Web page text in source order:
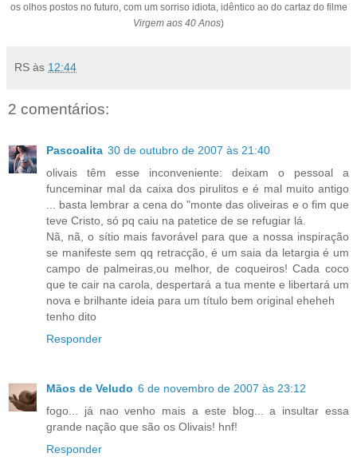
os olhos postos no futuro, com um sorriso idiota, idêntico ao do cartaz do filme
Virgem aos 40 Anos)
RS às 12:44
2 comentários:
Pascoalita 30 de outubro de 2007 às 21:40
olivais têm esse inconveniente: deixam o pessoal a
funceminar mal da caixa dos pirulitos e é mal muito antigo
... basta lembrar a cena do "monte das oliveiras e o fim que
teve Cristo, só pq caiu na patetice de se refugiar lá.
Nã, nã, o sítio mais favorável para que a nossa inspiração
se manifeste sem qq retracção, é um saia da letargia é um
campo de palmeiras,ou melhor, de coqueiros! Cada coco
que te cair na carola, despertará a tua mente e libertará um
nova e brilhante ideia para um título bem original eheheh
tenho dito
Responder
Mãos de Veludo 6 de novembro de 2007 às 23:12
fogo... já nao venho mais a este blog... a insultar essa
grande nação que são os Olivais! hnf!
Responder